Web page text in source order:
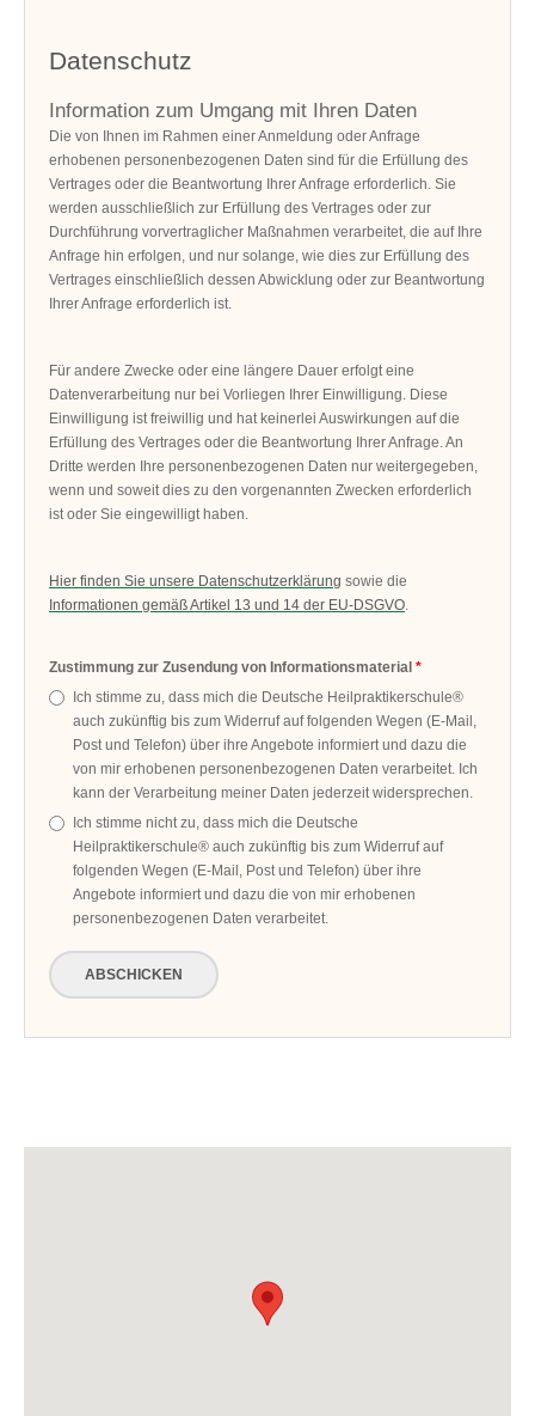
Datenschutz
Information zum Umgang mit Ihren Daten
Die von Ihnen im Rahmen einer Anmeldung oder Anfrage
erhobenen personenbezogenen Daten sind für die Erfüllung des
Vertrages oder die Beantwortung Ihrer Anfrage erforderlich. Sie
werden ausschließlich zur Erfüllung des Vertrages oder zur
Durchführung vorvertraglicher Maßnahmen verarbeitet, die auf Ihre
Anfrage hin erfolgen, und nur solange, wie dies zur Erfüllung des
Vertrages einschließlich dessen Abwicklung oder zur Beantwortung
Ihrer Anfrage erforderlich ist.
Für andere Zwecke oder eine längere Dauer erfolgt eine
Datenverarbeitung nur bei Vorliegen Ihrer Einwilligung. Diese
Einwilligung ist freiwillig und hat keinerlei Auswirkungen auf die
Erfüllung des Vertrages oder die Beantwortung Ihrer Anfrage. An
Dritte werden Ihre personenbezogenen Daten nur weitergegeben,
wenn und soweit dies zu den vorgenannten Zwecken erforderlich
ist oder Sie eingewilligt haben.
Hier finden Sie unsere Datenschutzerklärung sowie die
Informationen gemäß Artikel 13 und 14 der EU-DSGVO
Zustimmung zur Zusendung von Informationsmaterial
Ich stimme zu, dass mich die Deutsche Heilpraktikerschule®
auch zukünftig bis zum Widerruf auf folgenden Wegen (E-Mail,
Post und Telefon) über ihre Angebote informiert und dazu die
von mir erhobenen personenbezogenen Daten verarbeitet. Ich
kann der Verarbeitung meiner Daten jederzeit widersprechen.
Ich stimme nicht zu, dass mich die Deutsche
Heilpraktikerschule® auch zukünftig bis zum Widerruf auf
folgenden Wegen (E-Mail, Post und Telefon) über ihre
Angebote informiert und dazu die von mir erhobenen
personenbezogenen Daten verarbeitet.
ABSCHICKEN